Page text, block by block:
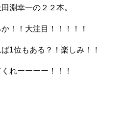
淵幸一の２２本。
！！大注目！！！！！
1位もある？！楽しみ！！
れーーーー！！！